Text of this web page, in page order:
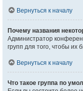
Вернуться к началу
Почему названия
Администратор
групп для того, чтобы их
Вернуться к началу
Что такое группа по